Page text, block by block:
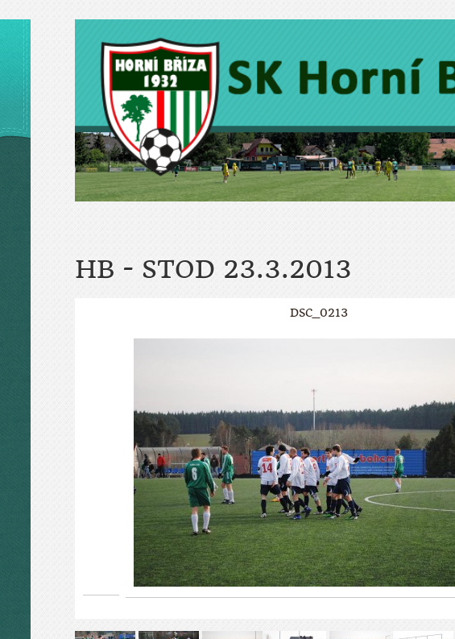
HB - STOD 23.3.2013
DSC_0213